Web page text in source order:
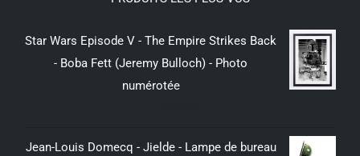
Star Wars Episode V - The Empire Strikes Back
- Boba Fett (Jeremy Bulloch) - Photo
numérotée
Jean-Louis Domecq - Jielde - Lampe de bureau